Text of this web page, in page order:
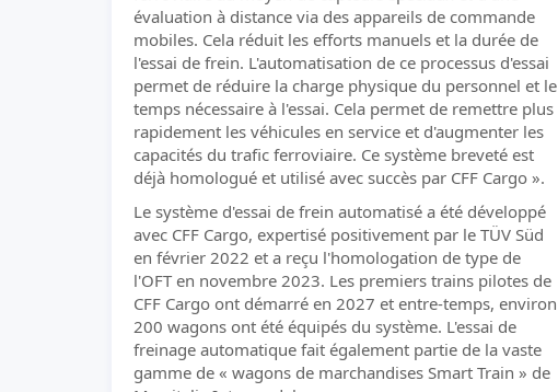
évaluation à distance via des appareils de commande
mobiles. Cela réduit les efforts manuels et la durée de
l'essai de frein. L'automatisation de ce processus d'essai
permet de réduire la charge physique du personnel et le
temps nécessaire à l'essai. Cela permet de remettre plus
rapidement les véhicules en service et d'augmenter les
capacités du trafic ferroviaire. Ce système breveté est
déjà homologué et utilisé avec succès par CFF Cargo ».
Le système d'essai de frein automatisé a été développé
avec CFF Cargo, expertisé positivement par le TÜV Süd
en février 2022 et a reçu l'homologation de type de
l'OFT en novembre 2023. Les premiers trains pilotes de
CFF Cargo ont démarré en 2027 et entre-temps, environ
200 wagons ont été équipés du système. L'essai de
freinage automatique fait également partie de la vaste
gamme de « wagons de marchandises Smart Train » de